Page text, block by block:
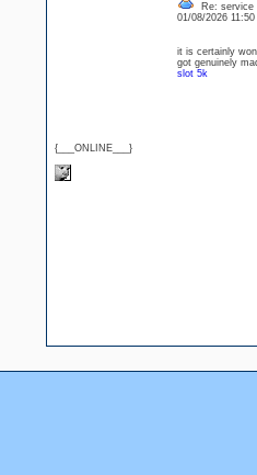
{___ONLINE___}
Re: service
01/08/2026
it is certainly
got genuinely
slot 5k